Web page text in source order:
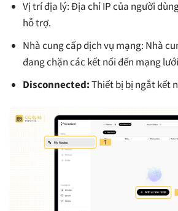
Vị trí địa lý: Địa chỉ IP của người
hỗ trợ.
Nhà cung cấp dịch vụ mạng: Nhà
đang chặn các kết nối đến mạng
Disconnected:Thiết bị bị ngắt kết